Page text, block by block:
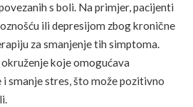
s boli. Na primjer, pacijenti
ili depresijom zbog kronične
za smanjenje tih simptoma.
koje omogućava
i smanjestres, što može pozitivno